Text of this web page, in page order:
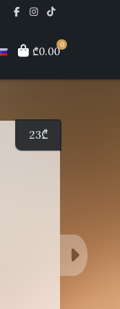
0
₾0.00
23₾